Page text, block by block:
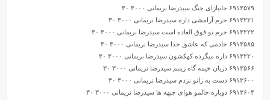
۶۹۱۳۵۷۹ جانبازای جنگ سیدرضا نریمانی ۳۰۰۰ ۳۰
۶۹۱۳۲۲۱ حرم آرامشی داره سیدرضا نریمانی ۳۰۰۰ ۳۰
۶۹۱۳۲۲۲ حرم تو فوق العاده است سیدرضا نریمانی ۳۰۰۰ ۳۰
۶۹۱۳۵۸۵ خادمی که عاشق خدا سیدرضا نریمانی ۳۰۰۰ ۳۰
۶۹۱۳۲۲۰ داره میگرده کهکشون سیدرضا نریمانی ۳۰۰۰ ۳۰
۶۹۱۳۵۶۶ دربان خیمه گاه زینبم سیدرضا نریمانی ۳۰۰۰ ۳۰
۶۹۱۳۶۰۰ دست به زانو نزدم سیدرضا نریمانی ۳۰۰۰ ۳۰
۶۹۱۳۶۰۴ دوباره حالمو هوای جبهه ها سیدرضا نریمانی ۳۰۰۰ ۳۰